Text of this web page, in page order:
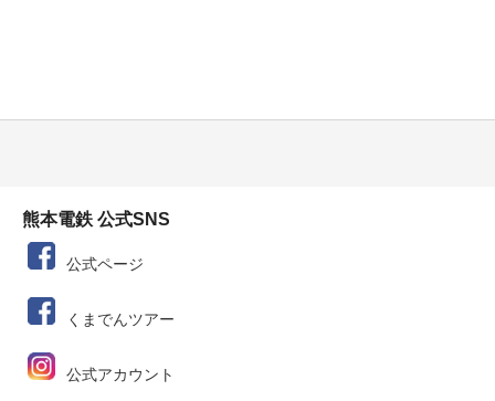
熊本電鉄 公式SNS
公式ページ
くまでんツアー
公式アカウント